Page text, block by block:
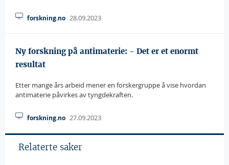
forskning.no 28.09.2023
Ny forskning på antimaterie: - Det er et enormt
resultat
Etter mange års arbeid mener en forskergruppe å vise hvordan
antimaterie påvirkes av tyngdekraften.
forskning.no 27.09.2023
Relaterte saker